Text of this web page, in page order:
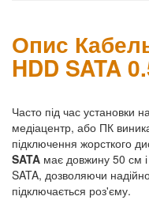
Опис
HDD SATA
Часто під час установки
медіацентр, або ПК
підключення жорсткого
SATA має довжину 50 см
SATA, дозволяючи
підключається роз'єму.